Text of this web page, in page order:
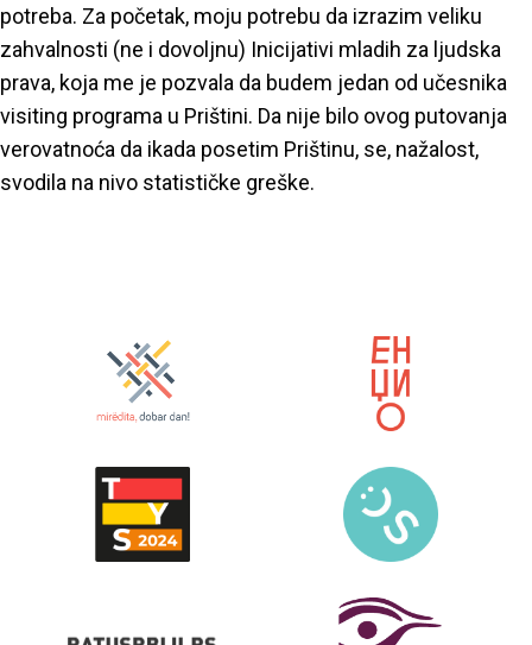
potreba. Za početak, moju potrebu da izrazim veliku
zahvalnosti (ne i dovoljnu) Inicijativi mladih za ljudska
prava, koja me je pozvala da budem jedan od učesnika
visiting programa u Prištini. Da nije bilo ovog putovanja
verovatnoća da ikada posetim Prištinu, se, nažalost,
svodila na nivo statističke greške.